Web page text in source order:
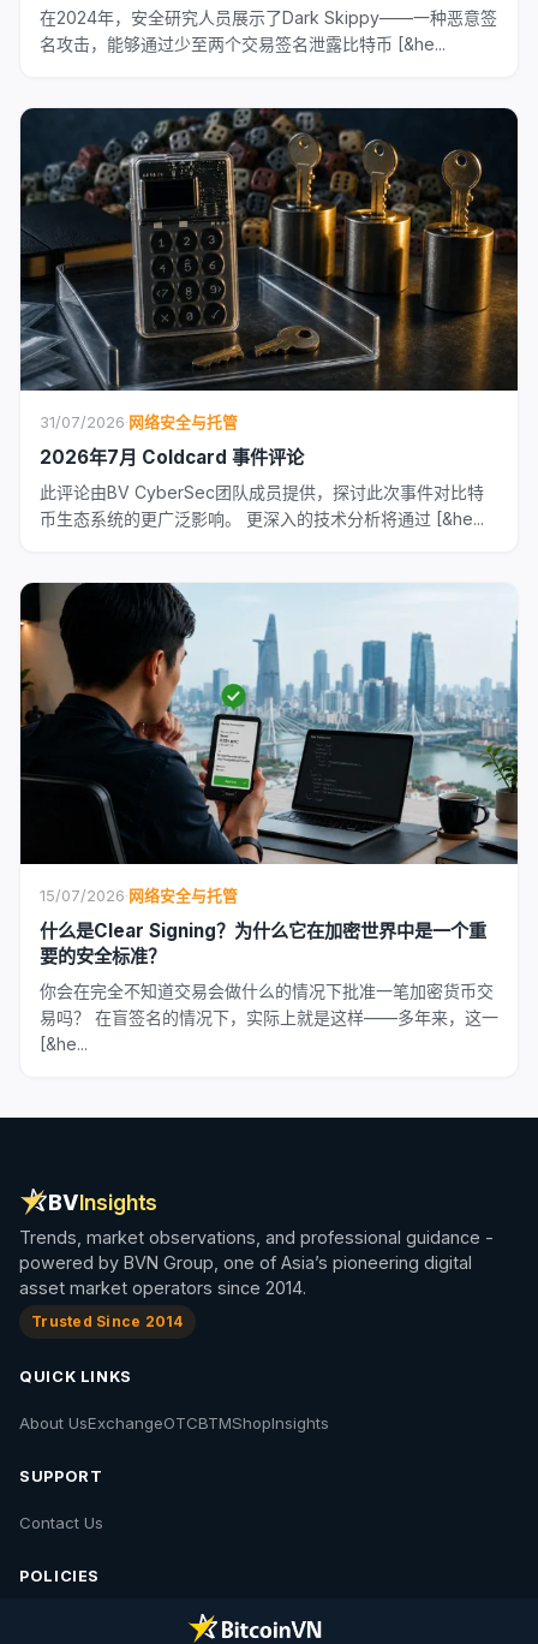
在2024年，安全研究人员展示了Dark Skippy——一种恶意签
名攻击，能够通过少至两个交易签名泄露比特币 [&he...
31/07/2026·网络安全与托管
2026年7月 Coldcard 事件评论
此评论由BV CyberSec团队成员提供，探讨此次事件对比特
币生态系统的更广泛影响。 更深入的技术分析将通过 [&he...
15/07/2026· 网络安全与托管
什么是Clear Signing？为什么它在加密世界中是一个重
要的安全标准？
你会在完全不知道交易会做什么的情况下批准一笔加密货币交
易吗？ 在盲签名的情况下，实际上就是这样——多年来，这一
[&he...
BVInsights
Trends, market observations, and professional guidance -
powered by BVN Group, one of Asia’s pioneering digital
asset market operators since 2014.
Trusted Since 2014
QUICK LINKS
About UsExchangeOTCBTMShopInsights
SUPPORT
Contact Us
POLICIES
Privacy PolicyPolicies